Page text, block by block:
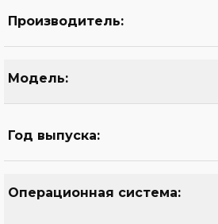
Производитель:
Модель:
Год выпуска:
Операционная система: